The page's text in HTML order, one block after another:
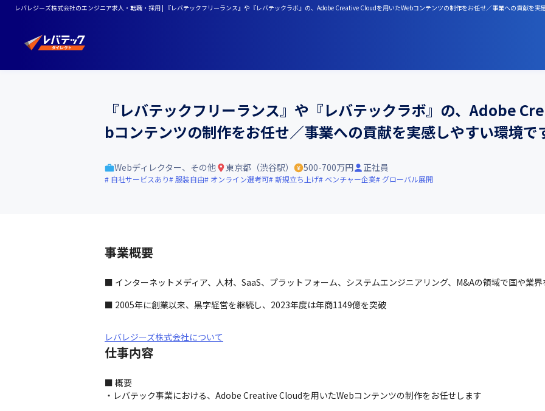
レバレジーズ株式会社のエンジニア求人・転職・採用 | 『レバテックフリーランス』や『レバテックラボ』の、Adobe Creative Cloudを用いたWebコンテンツの制作をお任せ／事業への貢献を実
『レバテックフリーランス』や『レバテックラボ』の、Adobe
bコンテンツの制作をお任せ／事業への貢献を実感しやすい環境で
Webディレクター、その他 東京都（渋谷駅） 500-700万円 正社員
自社サービスあり 服装自由 オンライン選考可 新規立ち上げ ベンチャー企業 グローバル展開
事業概要
■ インターネットメディア、人材、SaaS、プラットフォーム、システムエンジニアリング、M&Aの領域で国や業
■ 2005年に創業以来、黒字経営を継続し、2023年度は年商1149億を突破
レバレジーズ株式会社について
仕事内容
■ 概要
・レバテック事業における、Adobe Creative Cloudを用いたWebコンテンツの制作をお任せします